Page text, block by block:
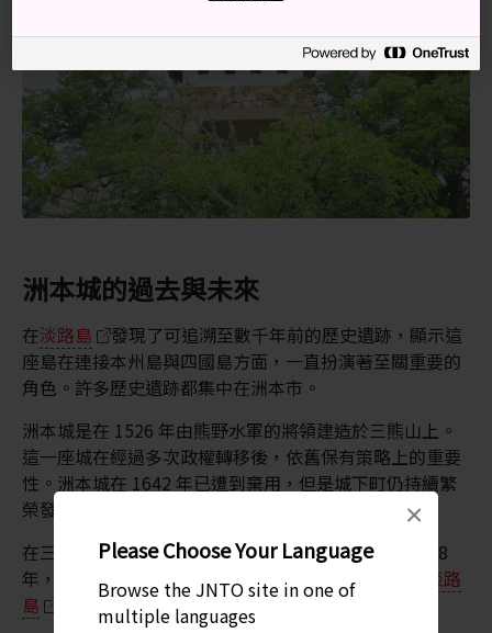
Please Choose Your Language
Browse the JNTO site in one of
multiple languages
×
洲本城的過去與未來
在淡路島
發現了可追溯至數千年前的歷史遺跡，顯示這
座島在連接本州島與四國島方面，一直扮演著至關重要的
角色。許多歷史遺跡都集中在洲本市。
洲本城是在 1526 年由熊野水軍的將領建造於三熊山上。
這一座城在經過多次政權轉移後，依舊保有策略上的重要
性。洲本城在 1642 年已遭到棄用，但是城下町仍持續繁
榮發展。
在三熊山上仍可找到城堡的原始石牆與其他遺跡。1928
年，重新仿造了城堡，讓遊客可在這裡欣賞洲本市、
淡路
島
以及瀨戶內海的全景。